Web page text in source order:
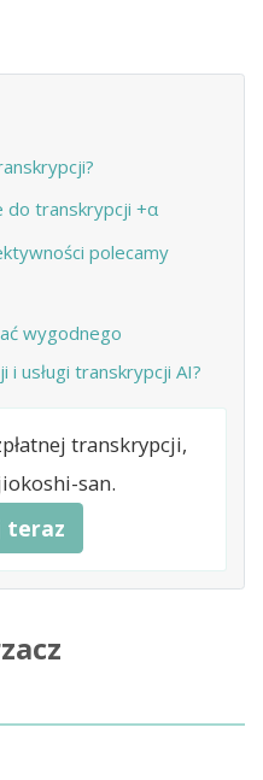
do transkrypcji +α
polecamy
wygodnego
usługi transkrypcji AI?
transkrypcji,
san.
teraz